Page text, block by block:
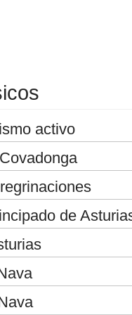
activo
de